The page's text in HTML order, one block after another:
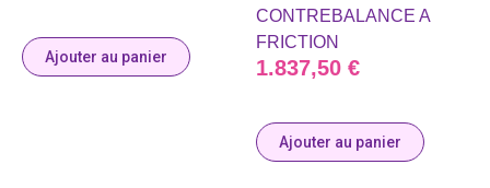
Ajouter au panier
CONTREBALANCE A
FRICTION
1.837,50 €
Ajouter au panier